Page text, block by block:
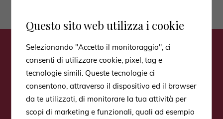
Iscriviti alla nostra
newsletter per rimanere
aggiornato su novità e
promozioni
Questo sito web utilizza i cookie
Selezionando "Accetto il monitoraggio", ci
consenti di utilizzare cookie, pixel, tag e
tecnologie simili. Queste tecnologie ci
consentono, attraverso il dispositivo ed il browser
da te utilizzati, di monitorare la tua attività per
scopi di marketing e funzionali, quali ad esempio